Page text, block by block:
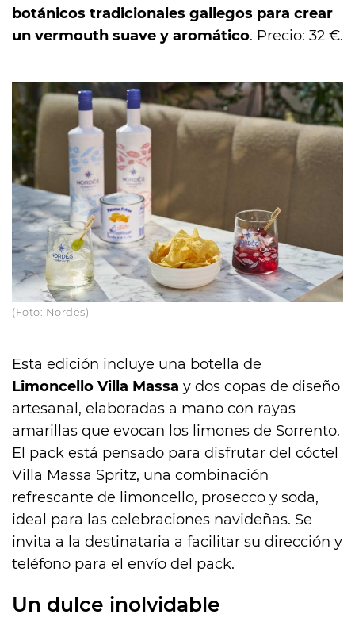
botánicos tradicionales gallegos para crear
un vermouth suave y aromático. Precio: 32 €.
(Foto: Nordés)
Esta edición incluye una botella de
Limoncello Villa Massa y dos copas de diseño
artesanal, elaboradas a mano con rayas
amarillas que evocan los limones de Sorrento.
El pack está pensado para disfrutar del cóctel
Villa Massa Spritz, una combinación
refrescante de limoncello, prosecco y soda,
ideal para las celebraciones navideñas. Se
invita a la destinataria a facilitar su dirección y
teléfono para el envío del pack.
Un dulce inolvidable